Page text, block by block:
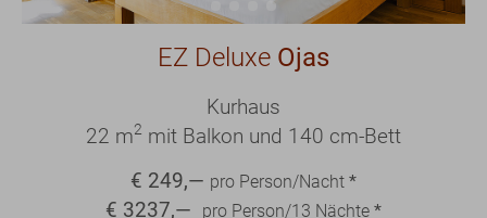
EZ Deluxe Ojas
Kurhaus
22 m2 mit Balkon und 140 cm-Bett
€ 249,— pro Person/Nacht *
€ 3237,— pro Person/13 Nächte *